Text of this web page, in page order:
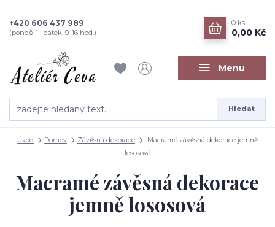
Menu
Hledat
+420 606 437 989
(pondělí - pátek, 9-16 hod.)
0 ks
0,00 Kč
Úvod Domov Závěsná dekorace
Macramé závěsná dekorace jemně
lososová
Macramé závěsná dekorace
jemně lososová